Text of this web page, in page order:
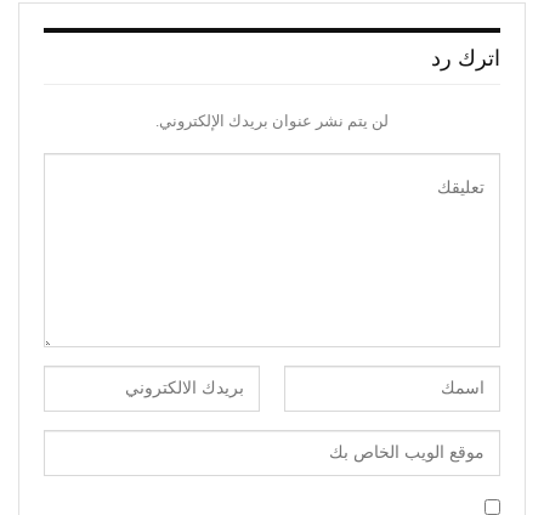
اترك رد
لن يتم نشر عنوان بريدك الإلكتروني.